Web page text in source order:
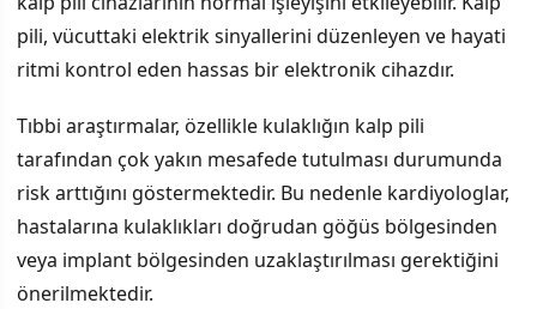
pili, vücuttaki elektrik sinyallerini düzenleyen ve hayati
ritmi kontrol eden hassas bir elektronik cihazdır.
Tıbbi araştırmalar, özellikle kulaklığın kalp pili
tarafından çok yakın mesafede tutulması durumunda
risk arttığını göstermektedir. Bu nedenle kardiyologlar,
hastalarına kulaklıkları doğrudan göğüs bölgesinden
veya implant bölgesinden uzaklaştırılması gerektiğini
önerilmektedir.